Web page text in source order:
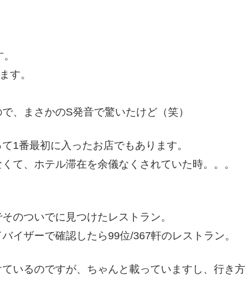
す。
、まさかのS発音で驚いたけど（笑）
1番最初に入ったお店でもあります。
て、ホテル滞在を余儀なくされていた時。。。
のついでに見つけたレストラン。
イザーで確認したら99位/367軒のレストラン。
いるのですが、ちゃんと載っていますし、行き方